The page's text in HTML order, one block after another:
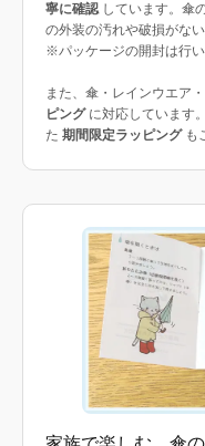
寧に確認しています。傘
の外装の汚れや破損がな
※パッケージの開封は行い
また、傘・レインウエア
ピングに対応しています
た 期間限定ラッピングも